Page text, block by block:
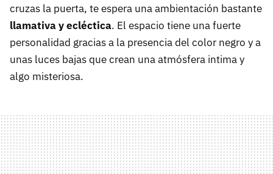
cruzas la puerta, te espera una ambientación bastante
llamativa y ecléctica. El espacio tiene una fuerte
personalidad gracias a la presencia del color negro y a
unas luces bajas que crean una atmósfera intima y
algo misteriosa.